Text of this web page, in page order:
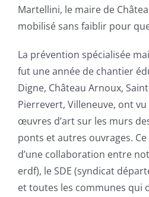
Martellini, le maire de
mobilisé sans faiblir pour
La prévention spécialisée
fut une année de chantier
Digne, Château Arnoux,
Pierrevert, Villeneuve, ont
œuvres d’art sur les murs
ponts et autres ouvrages.
d’une collaboration entre
erdf), le SDE (syndicat
et toutes les communes qui